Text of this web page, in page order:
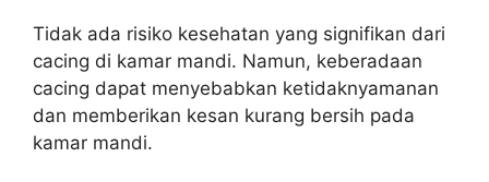
Tidak ada risiko kesehatan yang signifikan dari
cacing di kamar mandi. Namun, keberadaan
cacing dapat menyebabkan ketidaknyamanan
dan memberikan kesan kurang bersih pada
kamar mandi.